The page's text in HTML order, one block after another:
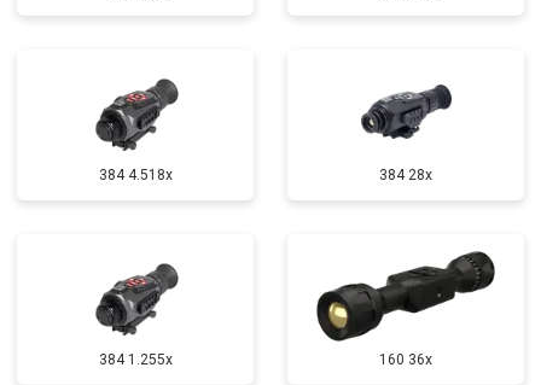
384 4.518x 384 28x
384 1.255х 160 36x